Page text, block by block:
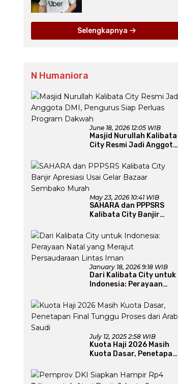
Selengkapnya
N Humaniora
June 18, 2026 12:05 WIB
Masjid Nurullah Kalibata
City Resmi Jadi Anggota
Perluas Program Dakwah
May 23, 2026 10:41 WIB
SAHARA dan PPPSRS
Kalibata City Banjir
Bazaar Sembako Murah
January 18, 2026 9:18 WIB
Dari Kalibata City untuk
Indonesia: Perayaan
Persaudaraan Lintas
Iman
July 12, 2025 2:58 WIB
Kuota Haji 2026 Masih
Kuota Dasar, Penetapan
Arab Saudi